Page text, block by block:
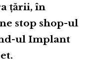
țării, în
stop shop-ul
ul Implant